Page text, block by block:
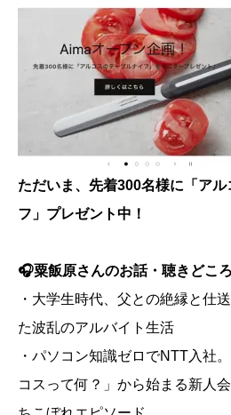
ただいま、先着300名様に「アル
フ」プレゼント中！
🎧粟飯原さんのお話・聴きどころ
・大学生時代、父との絶縁と仕
た波乱のアルバイト生活
・パソコン知識ゼロでNTT入社
コスって何？」から始まる新人